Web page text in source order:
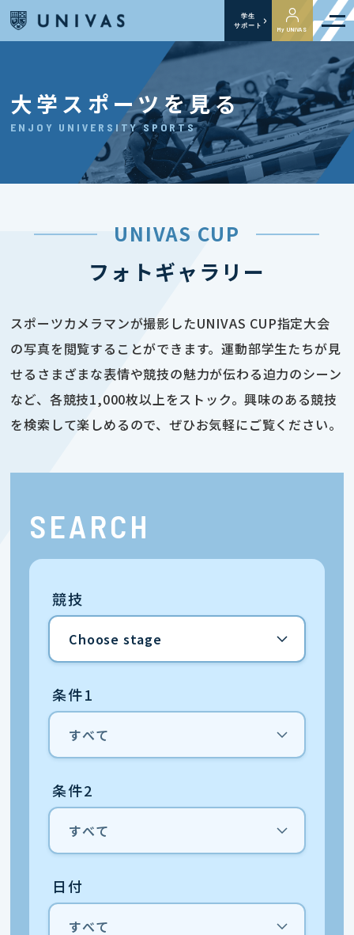
学生
サポート
My UNIVAS
大学スポーツを見る
ENJOY UNIVERSITY SPORTS
UNIVAS CUP
フォトギャラリー
スポーツカメラマンが撮影したUNIVAS CUP指定大会
の写真を閲覧することができます。運動部学生たちが見
せるさまざまな表情や競技の魅力が伝わる迫力のシーン
など、各競技1,000枚以上をストック。興味のある競技
を検索して楽しめるので、ぜひお気軽にご覧ください。
SEARCH
競技
条件1
条件2
日付